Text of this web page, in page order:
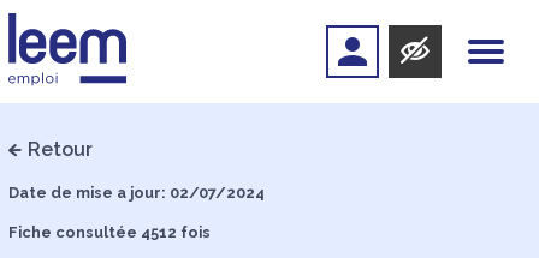
Retour
Date de mise a jour: 02/07/2024
Fiche consultée 4512 fois